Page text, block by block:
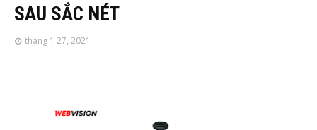
SAU SẮC NÉT
tháng 1 27, 2021